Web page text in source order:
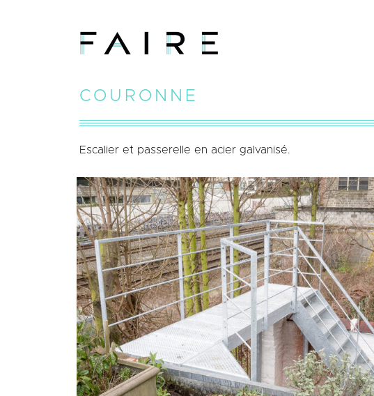
COURONNE
Escalier et passerelle en acier galvanisé.